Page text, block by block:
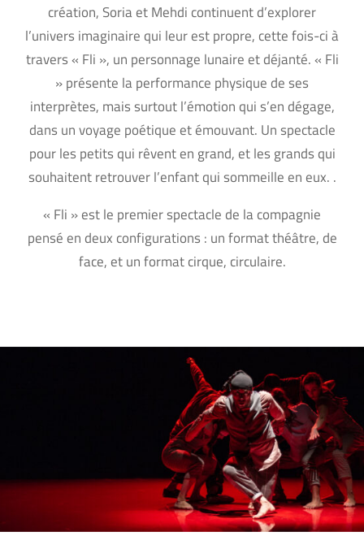
création, Soria et Mehdi continuent d’explorer
l’univers imaginaire qui leur est propre, cette fois-ci à
travers « Fli », un personnage lunaire et déjanté. « Fli
» présente la performance physique de ses
interprètes, mais surtout l’émotion qui s’en dégage,
dans un voyage poétique et émouvant. Un spectacle
pour les petits qui rêvent en grand, et les grands qui
souhaitent retrouver l’enfant qui sommeille en eux. .
« Fli » est le premier spectacle de la compagnie
pensé en deux configurations : un format théâtre, de
face, et un format cirque, circulaire.